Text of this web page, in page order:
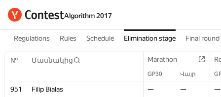
Algorithm 2017
Regulations Rules Schedule Elimination stage Final round
№ Մասնակից Marathon
GP30 Վայր
951 Filip Bialas — —
—
№ Մասնակից Marathon
GP30 Վայր
951 Filip Bialas — —
—